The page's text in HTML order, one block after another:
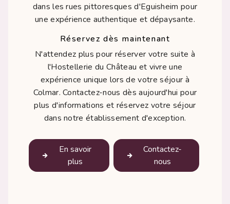
dans les rues pittoresques d'Eguisheim pour
une expérience authentique et dépaysante.
Réservez dès maintenant
N'attendez plus pour réserver votre suite à
l'Hostellerie du Château et vivre une
expérience unique lors de votre séjour à
Colmar. Contactez-nous dès aujourd'hui pour
plus d'informations et réservez votre séjour
dans notre établissement d'exception.
En savoir
plus
Contactez-
nous